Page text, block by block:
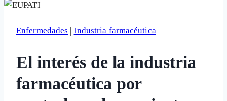
Enfermedades | Industria farmacéutica
El interés de la industria
farmacéutica por